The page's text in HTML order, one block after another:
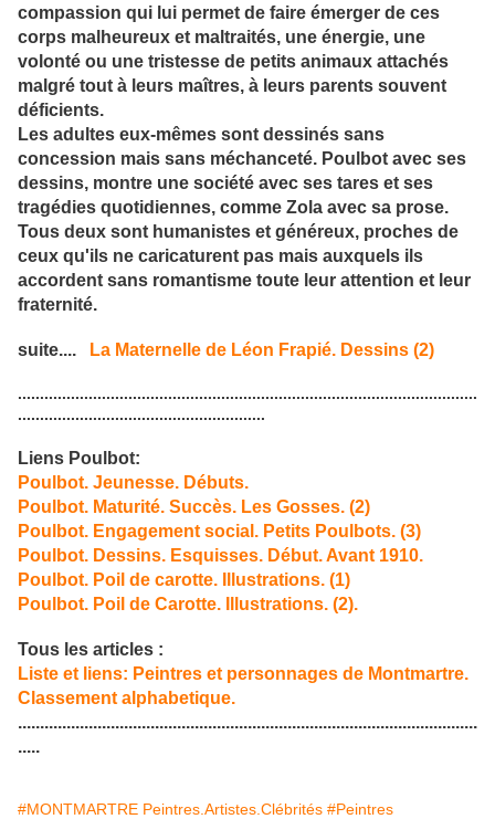
compassion qui lui permet de faire émerger de ces
corps malheureux et maltraités, une énergie, une
volonté ou une tristesse de petits animaux attachés
malgré tout à leurs maîtres, à leurs parents souvent
déficients.
Les adultes eux-mêmes sont dessinés sans
concession mais sans méchanceté. Poulbot avec ses
dessins, montre une société avec ses tares et ses
tragédies quotidiennes, comme Zola avec sa prose.
Tous deux sont humanistes et généreux, proches de
ceux qu'ils ne caricaturent pas mais auxquels ils
accordent sans romantisme toute leur attention et leur
fraternité.
suite.... La Maternelle de Léon Frapié. Dessins (2)
........................................................................................................
........................................................
Liens Poulbot:
Poulbot. Jeunesse. Débuts.
Poulbot. Maturité. Succès. Les Gosses. (2)
Poulbot. Engagement social. Petits Poulbots. (3)
Poulbot. Dessins. Esquisses. Début. Avant 1910.
Poulbot. Poil de carotte. Illustrations. (1)
Poulbot. Poil de Carotte. Illustrations. (2).
Tous les articles :
Liste et liens: Peintres et personnages de Montmartre.
Classement alphabetique.
........................................................................................................
.....
#MONTMARTRE Peintres.Artistes.Clébrités #Peintres